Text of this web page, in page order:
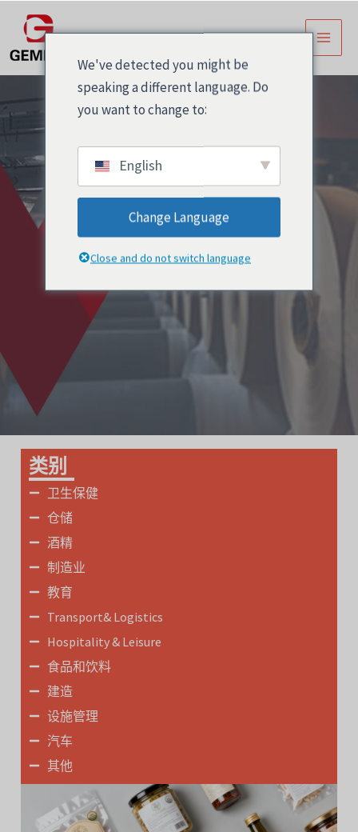
内
容
主
菜
custom food
packaging labels
类别
卫生保健
仓储
酒精
制造业
教育
Transport& Logistics
Hospitality & Leisure
食品和饮料
建造
设施管理
汽车
其他
We've detected you might be
speaking a different language. Do
you want to change to:
English
Change Language
Close and do not switch language